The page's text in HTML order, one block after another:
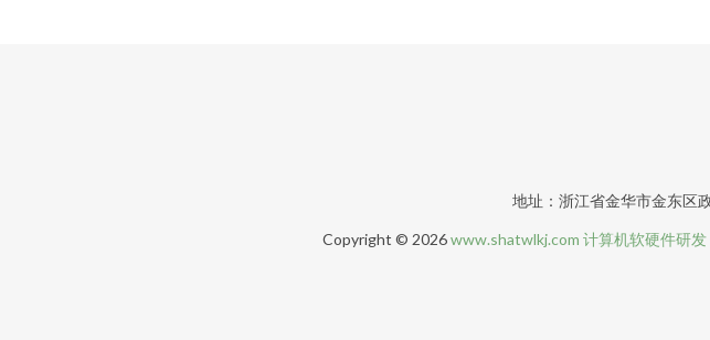
地址：浙江省金华市金东区
Copyright © 2026www.shatwlkj.com 计算机软硬件研发